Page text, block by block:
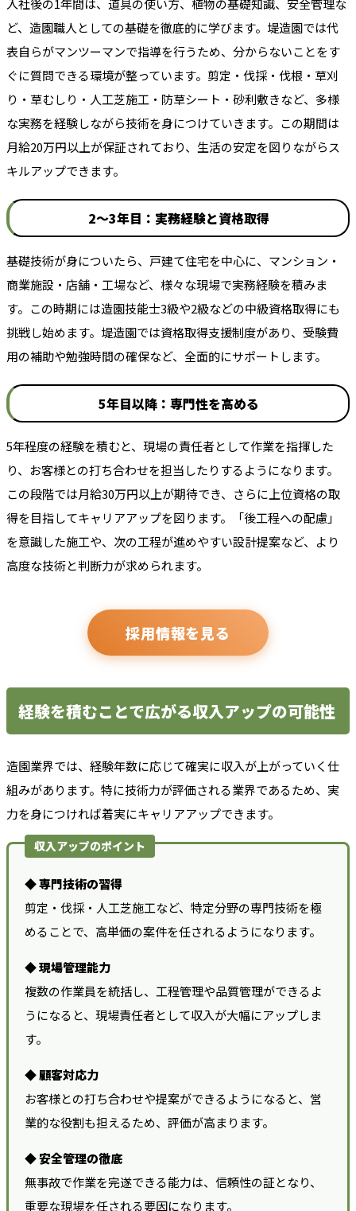
入社後の1年間は、道具の使い方、植物の基礎知識、安全管理な
ど、造園職人としての基礎を徹底的に学びます。堤造園では代
表自らがマンツーマンで指導を行うため、分からないことをす
ぐに質問できる環境が整っています。剪定・伐採・伐根・草刈
り・草むしり・人工芝施工・防草シート・砂利敷きなど、多様
な実務を経験しながら技術を身につけていきます。この期間は
月給20万円以上が保証されており、生活の安定を図りながらス
キルアップできます。
2〜3年目：実務経験と資格取得
基礎技術が身についたら、戸建て住宅を中心に、マンション・
商業施設・店舗・工場など、様々な現場で実務経験を積みま
す。この時期には造園技能士3級や2級などの中級資格取得にも
挑戦し始めます。堤造園では資格取得支援制度があり、受験費
用の補助や勉強時間の確保など、全面的にサポートします。
5年目以降：専門性を高める
5年程度の経験を積むと、現場の責任者として作業を指揮した
り、お客様との打ち合わせを担当したりするようになります。
この段階では月給30万円以上が期待でき、さらに上位資格の取
得を目指してキャリアアップを図ります。「後工程への配慮」
を意識した施工や、次の工程が進めやすい設計提案など、より
高度な技術と判断力が求められます。
採用情報を見る
経験を積むことで広がる収入アップの可能性
造園業界では、経験年数に応じて確実に収入が上がっていく仕
組みがあります。特に技術力が評価される業界であるため、実
力を身につければ着実にキャリアアップできます。
収入アップのポイント
◆ 専門技術の習得
剪定・伐採・人工芝施工など、特定分野の専門技術を極
めることで、高単価の案件を任されるようになります。
◆ 現場管理能力
複数の作業員を統括し、工程管理や品質管理ができるよ
うになると、現場責任者として収入が大幅にアップしま
す。
◆ 顧客対応力
お客様との打ち合わせや提案ができるようになると、営
業的な役割も担えるため、評価が高まります。
◆ 安全管理の徹底
無事故で作業を完遂できる能力は、信頼性の証となり、
重要な現場を任される要因になります。